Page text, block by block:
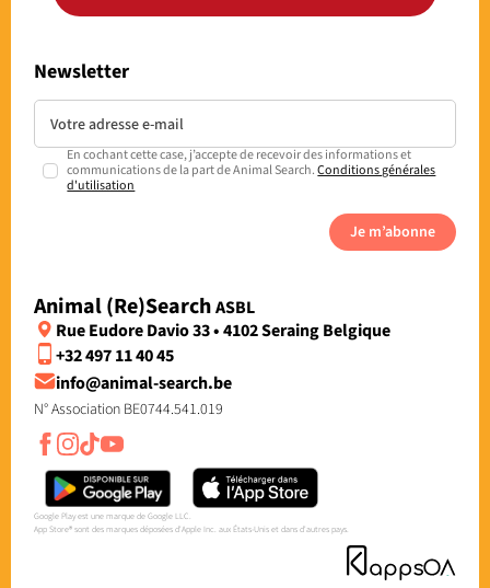
Animal (Re)SearchASBL
Rue Eudore Davio 33 • 4102 Seraing Belgique
+32 497 11 40 45
info@animal-search.be
N° Association BE0744.541.019
Google Play est une marque de Google LLC.
App Store® sont des marques déposées d'Apple Inc. aux États-Unis et dans d'autres pays.
Newsletter
En cochant cette case, j’accepte de recevoir des informations et
communications de la part de Animal Search.Conditions générales
d'utilisation
Je m’abonne